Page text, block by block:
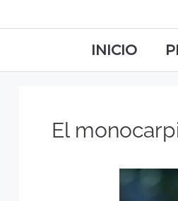
INICIO
El